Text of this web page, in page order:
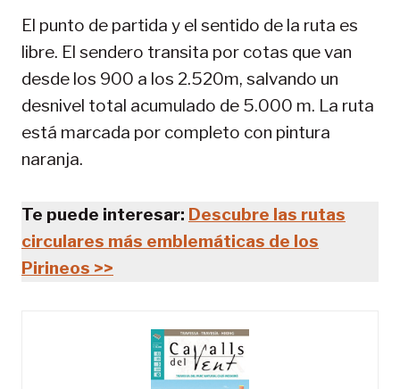
El punto de partida y el sentido de la ruta es
libre. El sendero transita por cotas que van
desde los 900 a los 2.520m, salvando un
desnivel total acumulado de 5.000 m. La ruta
está marcada por completo con pintura
naranja.
Te puede interesar: Descubre las rutas
circulares más emblemáticas de los
Pirineos >>